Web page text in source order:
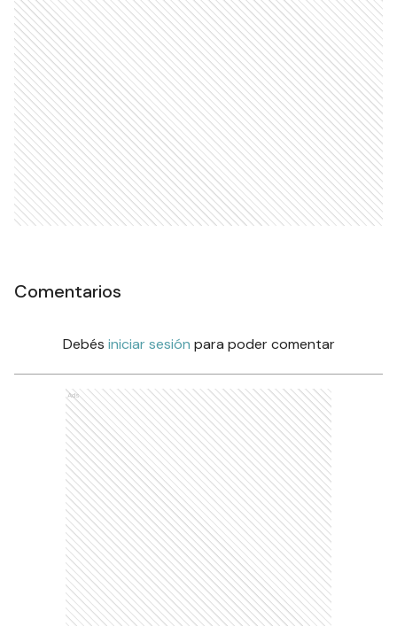
Comentarios
Debés iniciar sesión para poder comentar
Ads